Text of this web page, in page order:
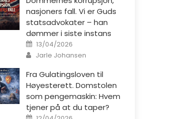
nasjoners fall. Vi er Guds
statsadvokater – han
dømmer i siste instans
Posted on
13/04/2026
Author
Jarle Johansen
Fra Gulatingsloven til
Høyesterett. Domstolen
som pengemaskin: Hvem
tjener på at du taper?
Posted on